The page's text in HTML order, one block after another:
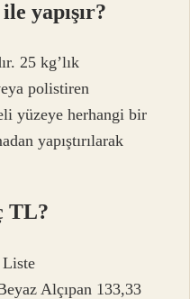
yapışır?
25 kg’lık
polistiren
yüzeye herhangi bir
yapıştırılarak
TL?
Liste
Alçıpan 133,33